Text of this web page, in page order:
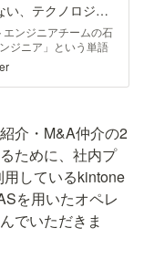
ユーザー向けプロダクトだけが全てじゃない、テクノロジーで事業にレバレッジを掛けるプレックスのコーポレートエンジニア - PLEX Product Team Blog
ンジニアチームの石
ジニア」という単語
のようなイメージを
語を用いて表現して
いる…
介・M&A仲介の2
ために、社内プ
しているkintone
を用いたオペレ
でいただきま